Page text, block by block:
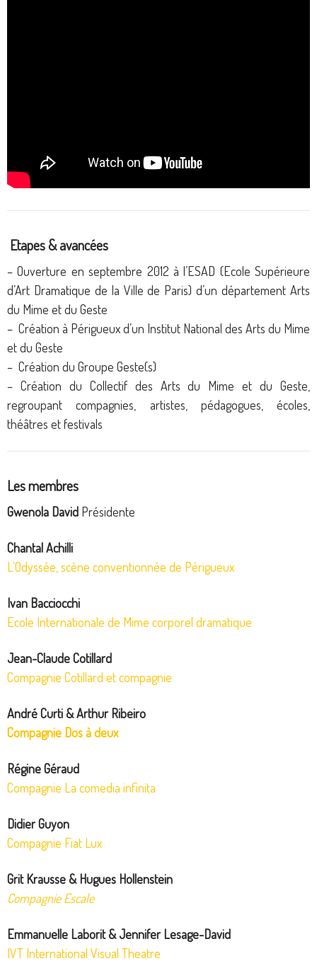
Etapes & avancées
– Ouverture en septembre 2012 à l’ESAD (Ecole Supérieure
d’Art Dramatique de la Ville de Paris) d’un département Arts
du Mime et du Geste
– Création à Périgueux d’un Institut National des Arts du Mime
et du Geste
– Création du Groupe Geste(s)
– Création du Collectif des Arts du Mime et du Geste,
regroupant compagnies, artistes, pédagogues, écoles,
théâtres et festivals
Les membres
Gwenola David Présidente
Chantal Achilli
L’Odyssée, scène conventionnée de Périgueux
Ivan Bacciocchi
Ecole Internationale de Mime corporel dramatique
Jean-Claude Cotillard
Compagnie Cotillard et compagnie
André Curti & Arthur Ribeiro
Compagnie Dos à deux
Régine Géraud
Compagnie La comedia infinita
Didier Guyon
Compagnie Fiat Lux
Grit Krausse & Hugues Hollenstein
Compagnie Escale
Emmanuelle Laborit & Jennifer Lesage-David
IVT International Visual Theatre